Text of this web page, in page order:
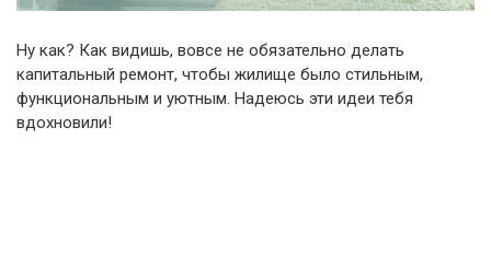
Ну как? Как видишь, вовсе не обязательно делать
капитальный ремонт, чтобы жилище было стильным,
функциональным и уютным. Надеюсь эти идеи тебя
вдохновили!